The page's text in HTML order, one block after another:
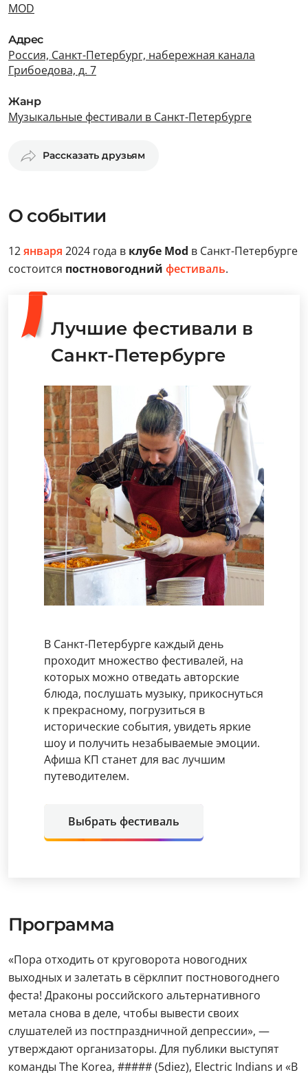
MOD
Адрес
Россия, Санкт-Петербург, набережная канала
Грибоедова, д. 7
Жанр
Музыкальные фестивали в Санкт-Петербурге
Рассказать друзьям
О событии
12января 2024 года в клубе Mod в Санкт-Петербурге
состоится постновогодний фестиваль.
Лучшие фестивали в
Санкт-Петербурге
В Санкт-Петербурге каждый день
проходит множество фестивалей, на
которых можно отведать авторские
блюда, послушать музыку, прикоснуться
к прекрасному, погрузиться в
исторические события, увидеть яркие
шоу и получить незабываемые эмоции.
Афиша КП станет для вас лучшим
путеводителем.
Выбрать фестиваль
Программа
«Пора отходить от круговорота новогодних
выходных и залетать в сёрклпит постновогоднего
феста! Драконы российского альтернативного
метала снова в деле, чтобы вывести своих
слушателей из постпраздничной депрессии», —
утверждают организаторы. Для публики выступят
команды The Korea, ##### (5diez), Electric Indians и «В